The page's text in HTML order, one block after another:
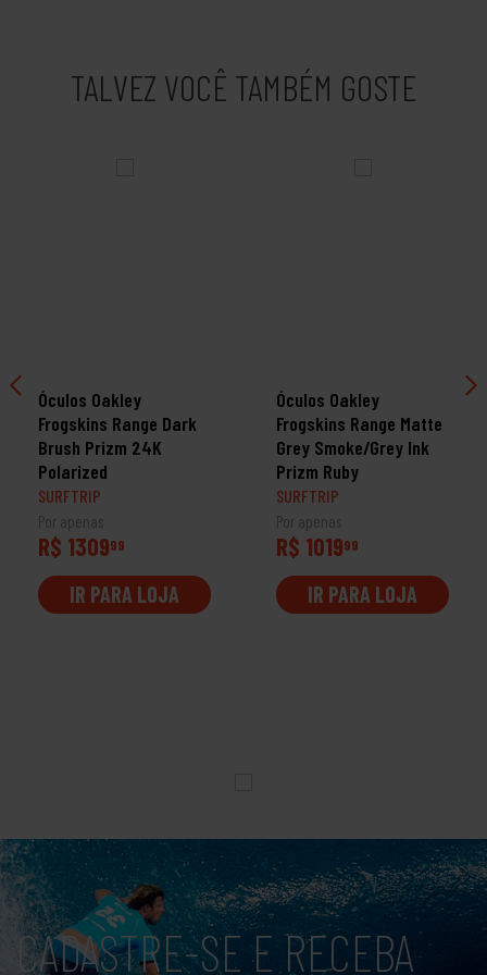
TALVEZ VOCÊ TAMBÉM GOSTE
Óculos Oakley
Frogskins Range Dark
Brush Prizm 24K
Polarized
SURFTRIP
Por apenas
R$ 130999
IR PARA LOJA
Óculos Oakley
Frogskins Range Matte
Grey Smoke/Grey Ink
Prizm Ruby
SURFTRIP
Por apenas
R$ 101999
IR PARA LOJA
CADASTRE-SE E RECEBA